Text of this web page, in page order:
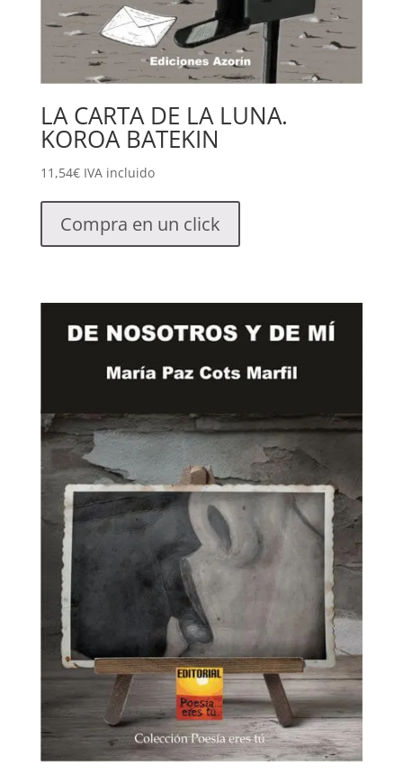
LA CARTA DE LA LUNA.
KOROA BATEKIN
11,54€ IVA incluido
Compra en un click